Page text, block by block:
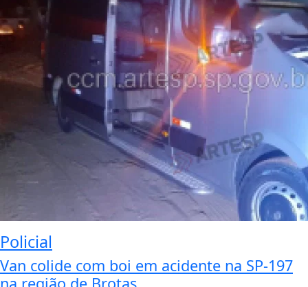
Policial
Van colide com boi em acidente na SP-197